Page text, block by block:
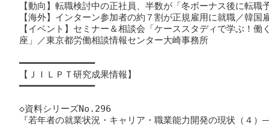
【動向】転職検討中の正社員、半数が「冬ボーナス後に転職
【海外】インターン参加者の約７割が正規雇用に就職／韓国
【イベント】セミナー＆相談会「ケーススタディで学ぶ！
座」／東京都労働相談情報センター大崎事務所
━━━━━━━━━━━━━━
【ＪＩＬＰＴ研究成果情報】
━━━━━━━━━━━━━━
◇資料シリーズNo.296
『若年者の就業状況・キャリア・職業能力開発の現状（４